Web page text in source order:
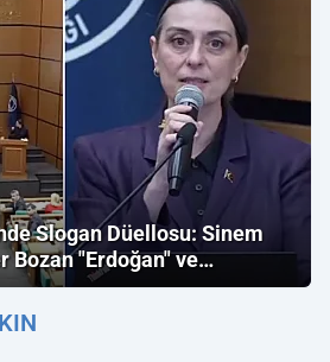
Slogan Düellosu: Sinem
Bozan "Erdoğan" ve